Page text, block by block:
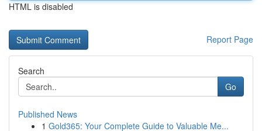
HTML is disabled
Report Page
Search
Go
Published News
1 Gold365: Your Complete Guide to Valuable Me...